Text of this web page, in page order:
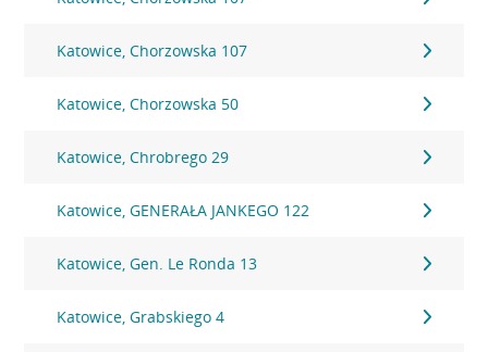
Katowice, Chorzowska 107
Katowice, Chorzowska 50
Katowice, Chrobrego 29
Katowice, GENERAŁA JANKEGO 122
Katowice, Gen. Le Ronda 13
Katowice, Grabskiego 4